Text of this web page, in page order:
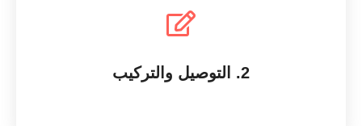
2. التوصيل والتركيب